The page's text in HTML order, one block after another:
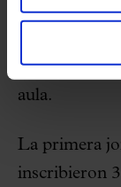
con
nivel para
proporcionar
aula.
La primera
inscribieron